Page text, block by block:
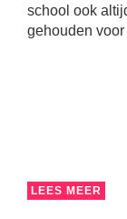
school ook
gehouden
LEES MEER